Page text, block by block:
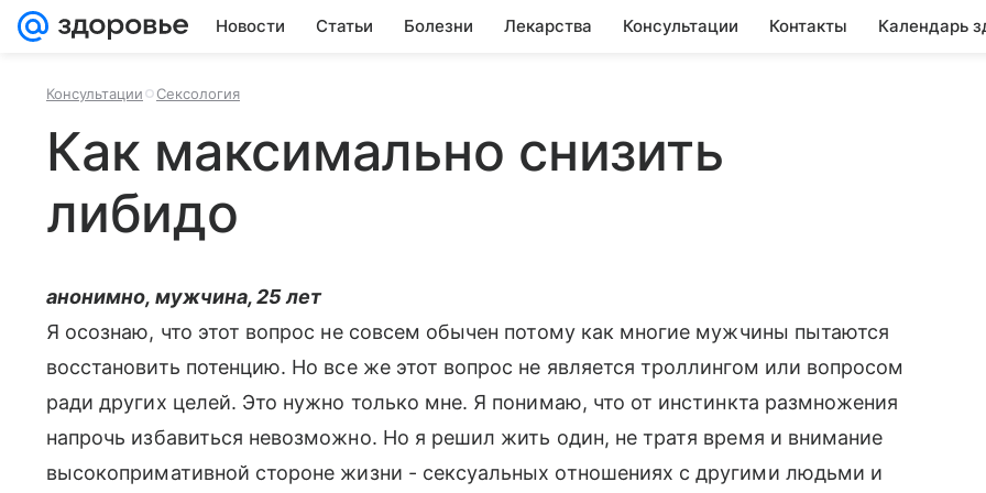
Новости Статьи Болезни Лекарства Консультации Контакты Календарь
Консультации Сексология
Как максимально снизить
либидо
анонимно, мужчина, 25 лет
Я осознаю, что этот вопрос не совсем обычен потому как многие мужчины пытаются
восстановить потенцию. Но все же этот вопрос не является троллингом или вопросом
ради других целей. Это нужно только мне. Я понимаю, что от инстинкта размножения
напрочь избавиться невозможно. Но я решил жить один, не тратя время и внимание
высокопримативной стороне жизни - сексуальных отношениях с другими людьми и